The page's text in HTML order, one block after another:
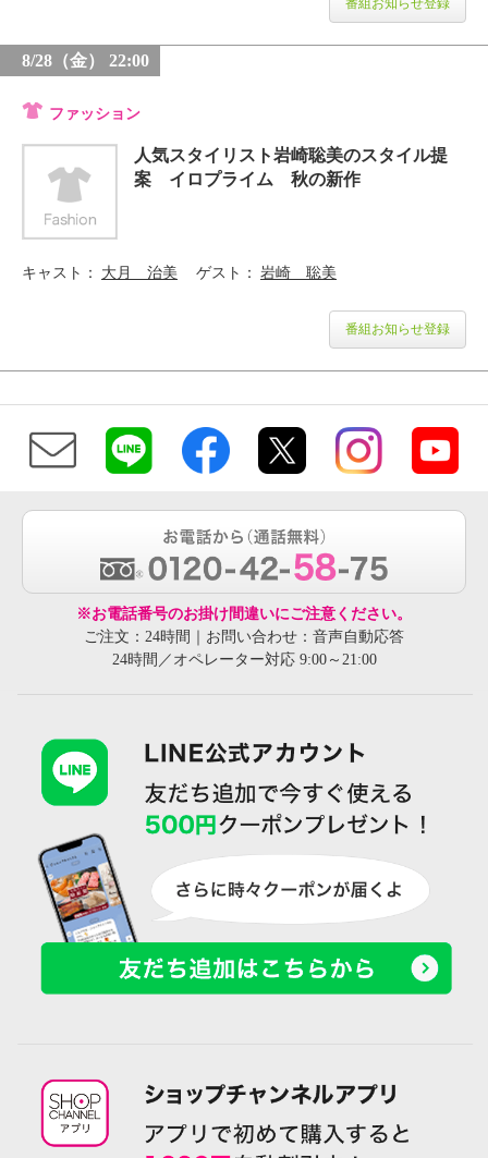
番組お知らせ登録
8/28（金） 22:00
ファッション
人気スタイリスト岩崎聡美のスタイル提
案 イロプライム 秋の新作
キャスト 大月 治美 ゲスト 岩崎 聡美
番組お知らせ登録
※お電話番号のお掛け間違いにご注意ください。
ご注文：24時間｜お問い合わせ：音声自動応答
24時間／オペレーター対応 9:00～21:00